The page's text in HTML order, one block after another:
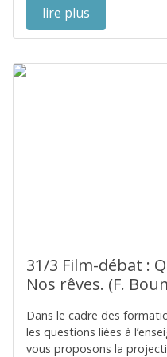
lire plus
31/3 Film-débat :
Nos rêves. (F.
Dans le cadre des
les questions liées à
vous proposons la